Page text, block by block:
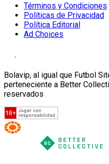
Términos y Condiciones
Políticas de Privacidad
Política Editorial
Ad Choices
Bolavip, al igual que Futbol
perteneciente a Better
reservados